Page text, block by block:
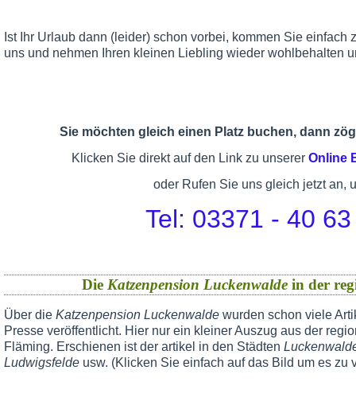
Ist Ihr Urlaub dann (leider) schon vorbei, kommen Sie einfach
uns und nehmen Ihren kleinen Liebling wieder wohlbehalten
Sie möchten gleich einen Platz buchen, dann
Klicken Sie direkt auf den Link zu unserer Online
oder Rufen Sie uns gleich jetzt an,
Tel: 03371 - 40
Die Katzenpension Luckenwaldein der
Über die Katzenpension Luckenwalde wurden schon viele
Presse veröffentlicht. Hier nur ein kleiner Auszug aus der
Fläming. Erschienen ist der artikel in den Städten
Ludwigsfelde usw. (Klicken Sie einfach auf das Bild um es zu